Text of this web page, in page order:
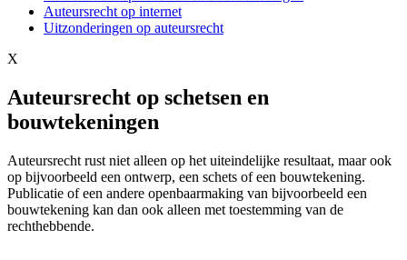
Auteursrecht op internet
Uitzonderingen op auteursrecht
X
Auteursrecht op schetsen en
bouwtekeningen
Auteursrecht rust niet alleen op het uiteindelijke resultaat, maar ook
op bijvoorbeeld een ontwerp, een schets of een bouwtekening.
Publicatie of een andere openbaarmaking van bijvoorbeeld een
bouwtekening kan dan ook alleen met toestemming van de
rechthebbende.